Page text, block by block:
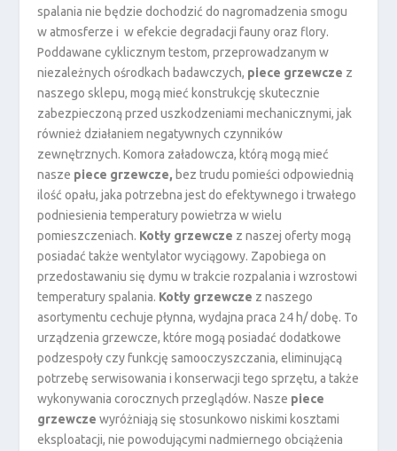
spalania nie będzie dochodzić do nagromadzenia smogu
w atmosferze i w efekcie degradacji fauny oraz flory.
Poddawane cyklicznym testom, przeprowadzanym w
niezależnych ośrodkach badawczych, piece grzewcze z
naszego sklepu, mogą mieć konstrukcję skutecznie
zabezpieczoną przed uszkodzeniami mechanicznymi, jak
również działaniem negatywnych czynników
zewnętrznych. Komora załadowcza, którą mogą mieć
nasze piece grzewcze, bez trudu pomieści odpowiednią
ilość opału, jaka potrzebna jest do efektywnego i trwałego
podniesienia temperatury powietrza w wielu
pomieszczeniach. Kotły grzewcze z naszej oferty mogą
posiadać także wentylator wyciągowy. Zapobiega on
przedostawaniu się dymu w trakcie rozpalania i wzrostowi
temperatury spalania. Kotły grzewcze z naszego
asortymentu cechuje płynna, wydajna praca 24 h/ dobę. To
urządzenia grzewcze, które mogą posiadać dodatkowe
podzespoły czy funkcję samooczyszczania, eliminującą
potrzebę serwisowania i konserwacji tego sprzętu, a także
wykonywania corocznych przeglądów. Nasze piece
grzewcze wyróżniają się stosunkowo niskimi kosztami
eksploatacji, nie powodującymi nadmiernego obciążenia